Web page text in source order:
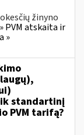
žinyno
PVM atskaita ir
»
standartinį
PVM tarifą?